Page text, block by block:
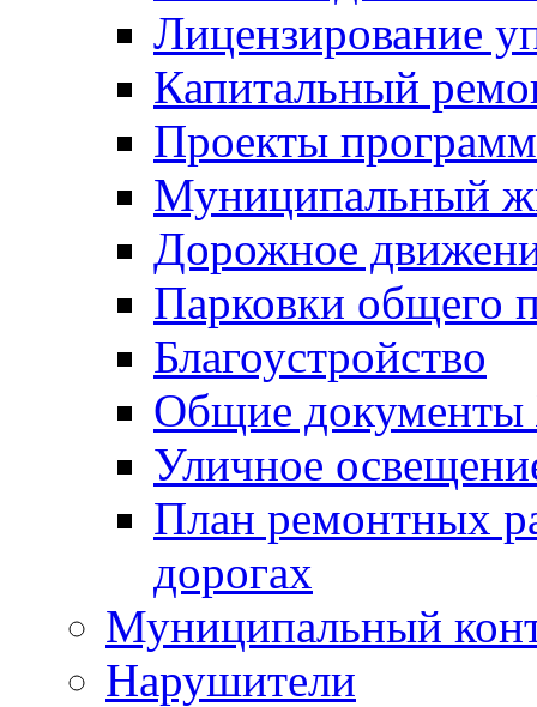
Лицензирование
Капитальный
Проекты программ
Муниципальный
Дорожное
Парковки общего
Благоустройство
Общие
Уличное
План ремонтных
дорогах
Муниципальный
Нарушители